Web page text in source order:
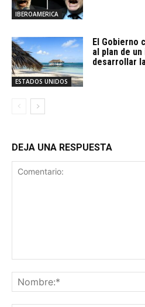
IBEROAMERICA
ESTADOS UNIDOS
El Gobierno
al plan de
desarrollar
DEJA UNA RESPUESTA